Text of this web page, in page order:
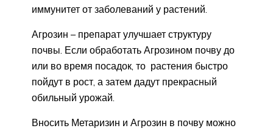
иммунитет от заболеваний у растений.
Агрозин – препарат улучшает структуру
почвы. Если обработать Агрозином почву до
или во время посадок, то растения быстро
пойдут в рост, а затем дадут прекрасный
обильный урожай.
Вносить Метаризин и Агрозин в почву можно